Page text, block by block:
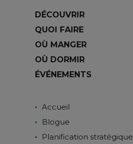
DÉCOUVRIR
QUOI FAIRE
OÙ MANGER
OÙ DORMIR
ÉVÉNEMENTS
Accueil
Blogue
Planification stratégique